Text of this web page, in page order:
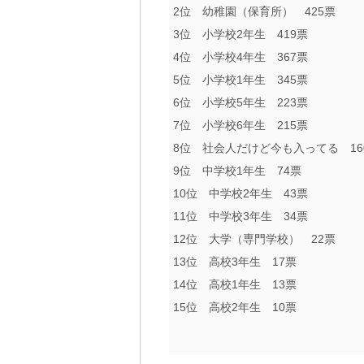
2位 幼稚園（保育所） 425票
3位 小学校2年生 419票
4位 小学校4年生 367票
5位 小学校1年生 345票
6位 小学校5年生 223票
7位 小学校6年生 215票
8位 社会人だけど今も入ってる
9位 中学校1年生 74票
10位 中学校2年生 43票
11位 中学校3年生 34票
12位 大学（専門学校） 22票
13位 高校3年生 17票
14位 高校1年生 13票
15位 高校2年生 10票